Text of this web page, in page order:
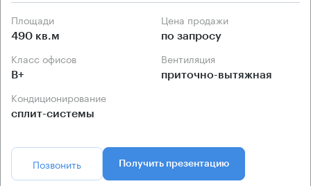
Площади
490 кв.м
Цена продажи
по запросу
Класс офисов
B+
Вентиляция
приточно-вытяжная
Кондиционирование
сплит-системы
Позвонить Получить презентацию